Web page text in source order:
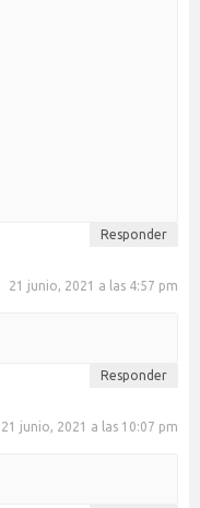
Responder
21 junio, 2021 a las 4:57 pm
Responder
21 junio, 2021 a las 10:07 pm